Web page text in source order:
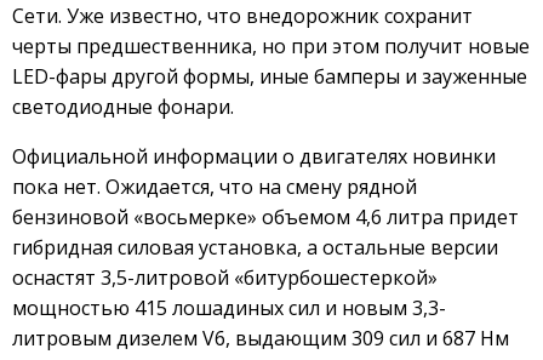
Сети. Уже известно, что внедорожник сохранит
черты предшественника, но при этом получит новые
LED-фары другой формы, иные бамперы и зауженные
светодиодные фонари.
Официальной информации о двигателях новинки
пока нет. Ожидается, что на смену рядной
бензиновой «восьмерке» объемом 4,6 литра придет
гибридная силовая установка, а остальные версии
оснастят 3,5-литровой «битурбошестеркой»
мощностью 415 лошадиных сил и новым 3,3-
литровым дизелем V6, выдающим 309 сил и 687 Нм